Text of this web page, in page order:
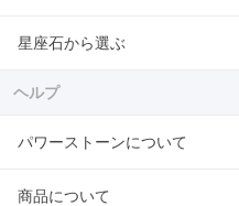
星座石から選ぶ
ヘルプ
パワーストーンについて
商品について